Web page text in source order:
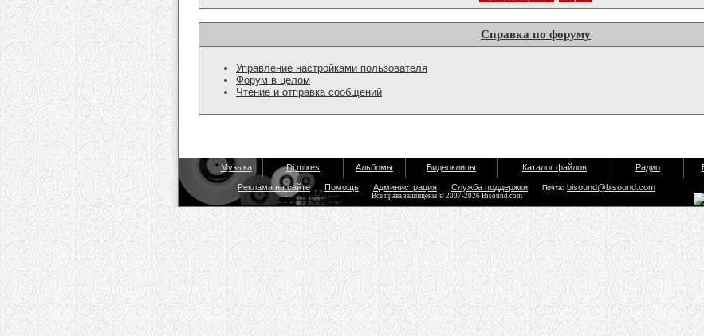
Справка по форуму
Управление настройками пользователя
Форум в целом
Чтение и отправка сообщений
Музыка Dj mixes Альбомы Видеоклипы Каталог файлов Радио
Реклама на сайте Помощь Администрация Служба поддержки Почта: bisound@bisound.com
Все права защищены © 2007-2026 Bisound.com